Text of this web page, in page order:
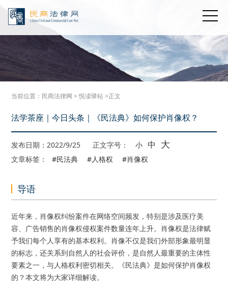
当前位置： 民商法律网 >悦读驿站>正文
法学茶座｜今日头条｜《民法典》如何保护肖像权？
发布日期：2022/9/25 正文字号： 小 中 大
文章标签： #民法典 #人格权 #肖像权
导语
近年来，肖像权纠纷案件在网络空间频发，特别是涉及医疗美
容、广告销售的肖像权侵权案件数量连年上升。肖像权是法律赋
予我们每个人享有的基本权利。肖像不仅是我们外部形象最明显
的标志，还关系到自然人的社会评价，是自然人最重要的主体性
要素之一，与人格权利密切相关。《民法典》是如何保护肖像权
的？本文将为大家详细解读。